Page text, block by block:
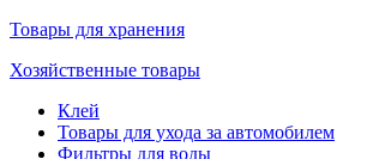
Товары для хранения
Хозяйственные товары
Клей
Товары для ухода за автомобилем
Фильтры для воды